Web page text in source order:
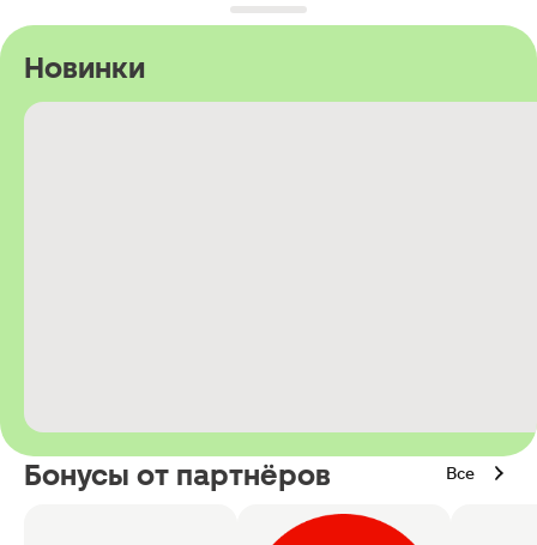
Новинки
Бонусы от партнёров Все